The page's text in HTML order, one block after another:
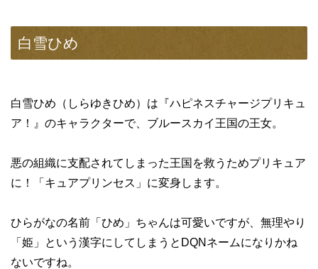
白雪ひめ
白雪ひめ（しらゆきひめ）は『ハピネスチャージプリキュ
ア！』のキャラクターで、ブルースカイ王国の王女。
悪の組織に支配されてしまった王国を救うためプリキュア
に！「キュアプリンセス」に変身します。
ひらがなの名前「ひめ」ちゃんは可愛いですが、無理やり
「姫」という漢字にしてしまうとDQNネームになりかね
ないですね。